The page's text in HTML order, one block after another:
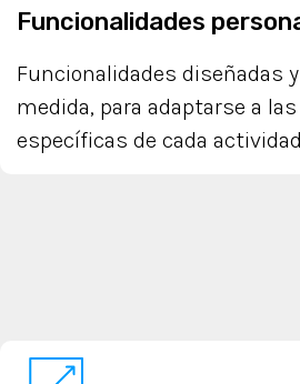
Funcionalidades
Funcionalidades diseñadas
medida, para adaptarse a
específicas de cada